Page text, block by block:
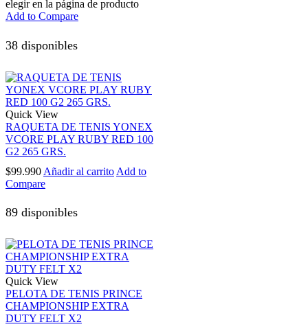
elegir en la página de producto
Add to Compare
38 disponibles
Quick View
RAQUETA DE TENIS YONEX
VCORE PLAY RUBY RED 100
G2 265 GRS.
$99.990 Añadir al carrito Add to
Compare
89 disponibles
Quick View
PELOTA DE TENIS PRINCE
CHAMPIONSHIP EXTRA
DUTY FELT X2